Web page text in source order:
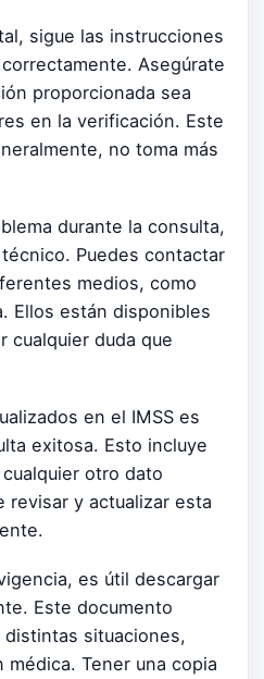
sigue las instrucciones
Asegúrate
proporcionada sea
en la verificación. Este
no toma más
durante la consulta,
Puedes contactar
medios, como
Ellos están disponibles
cualquier duda que
en el IMSS es
exitosa. Esto incluye
otro dato
revisar y actualizar esta
es útil descargar
Este documento
situaciones,
Tener una copia